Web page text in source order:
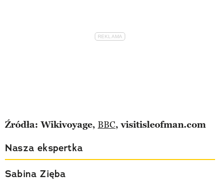
Źródła: Wikivoyage, BBC, visitisleofman.com
Nasza ekspertka
Sabina Zięba